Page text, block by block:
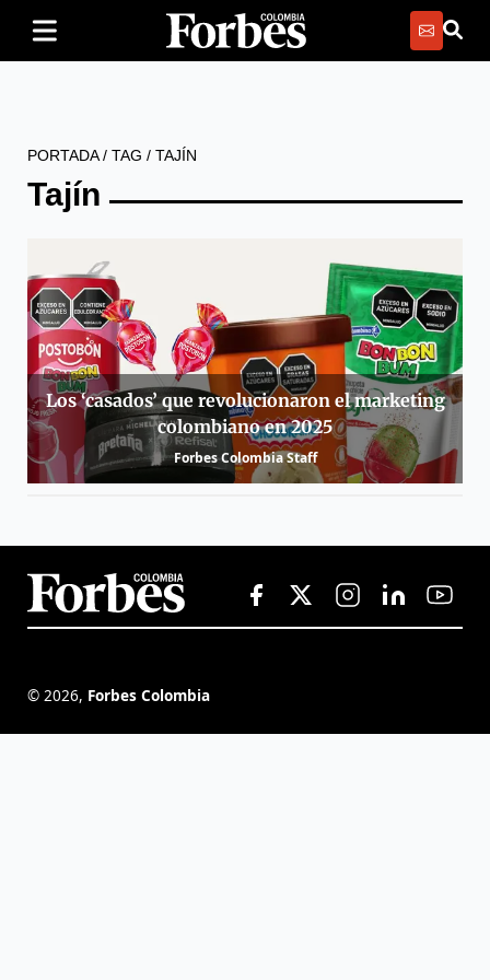
PORTADA/ TAG / TAJÍN
Tajín
Los ‘casados’ que revolucionaron el marketing
colombiano en 2025
Forbes Colombia Staff
© 2026, Forbes Colombia